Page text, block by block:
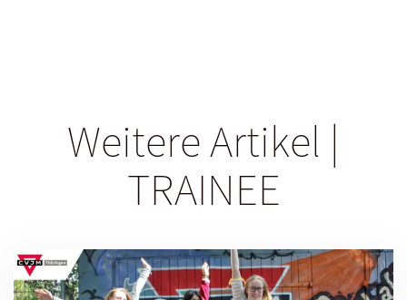
Weitere Artikel |
TRAINEE